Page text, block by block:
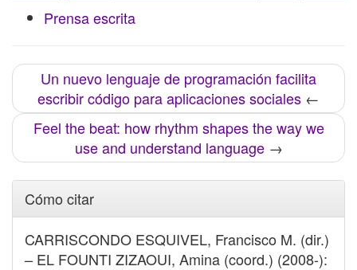
Prensa escrita
Un nuevo lenguaje de programación facilita
escribir código para aplicaciones sociales ←
Feel the beat: how rhythm shapes the way we
use and understand language→
Cómo citar
CARRISCONDO ESQUIVEL, Francisco M. (dir.)
– EL FOUNTI ZIZAOUI, Amina (coord.) (2008-):